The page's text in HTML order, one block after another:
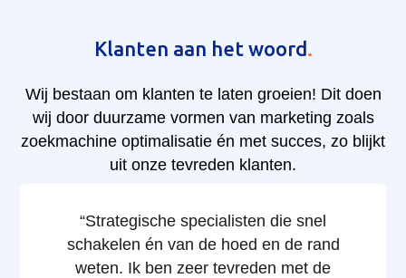
Klanten aan het woord.
Wij bestaan om klanten te laten groeien! Dit doen
wij door duurzame vormen van marketing zoals
zoekmachine optimalisatie én met succes, zo blijkt
uit onze tevreden klanten.
“Strategische specialisten die snel
schakelen én van de hoed en de rand
weten. Ik ben zeer tevreden met de